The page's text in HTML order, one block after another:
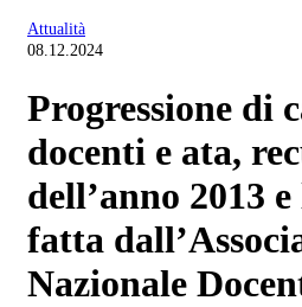
Attualità
08.12.2024
Progressione di
docenti e ata,
dell’anno 2013
fatta
Nazionale